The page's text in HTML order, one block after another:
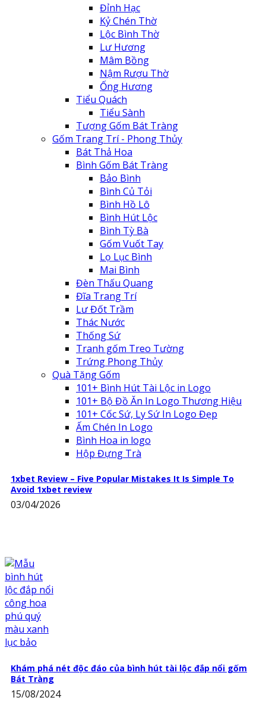
Đỉnh Hạc
Kỷ Chén Thờ
Lộc Bình Thờ
Lư Hương
Mâm Bồng
Nậm Rượu Thờ
Ống Hương
Tiểu Quách
Tiểu Sành
Tượng Gốm Bát Tràng
Gốm Trang Trí - Phong Thủy
Bát Thả Hoa
Bình Gốm Bát Tràng
Bảo Bình
Bình Củ Tỏi
Bình Hồ Lô
Bình Hút Lộc
Bình Tỳ Bà
Gốm Vuốt Tay
Lọ Lục Bình
Mai Bình
Đèn Thấu Quang
Đĩa Trang Trí
Lư Đốt Trầm
Thác Nước
Thống Sứ
Tranh gốm Treo Tường
Trứng Phong Thủy
Quà Tặng Gốm
101+ Bình Hút Tài Lộc in Logo
101+ Bộ Đồ Ăn In Logo Thương Hiệu
101+ Cốc Sứ, Ly Sứ In Logo Đẹp
Ấm Chén In Logo
Bình Hoa in logo
Hộp Đựng Trà
1xbet Review – Five Popular Mistakes It Is Simple To
Avoid 1xbet review
03/04/2026
Khám phá nét độc đáo của bình hút tài lộc đắp nổi gốm
Bát Tràng
15/08/2024